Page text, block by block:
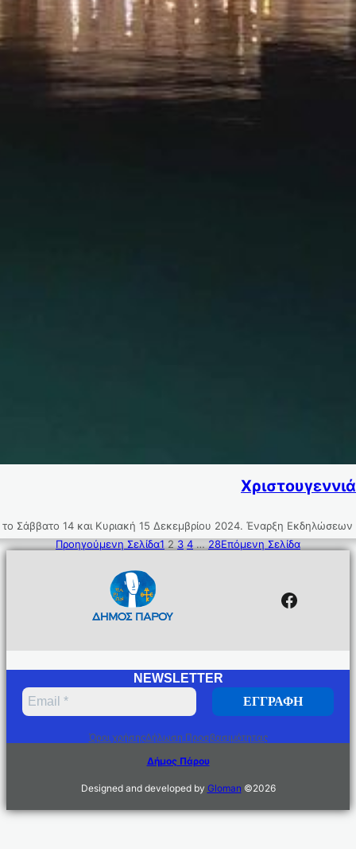
το Σάββατο 14 και Κυριακή 15 Δεκεμβρίου 2024. Έναρξη
Προηγούμενη Σελίδα1 2 3 4 … 28Επόμενη Σελίδα
NEWSLETTER
Όροι χρήσηςΔήλωση Προσβασιμότητας
Δήμος Πάρου
Designed and developed by Gloman ©2026